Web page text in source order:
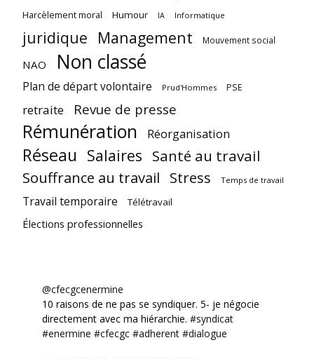
Harcèlement moral Humour IA Informatique
juridique Management Mouvement social
NAO Non classé
Plan de départ volontaire Prud'Hommes PSE
retraite Revue de presse
Rémunération Réorganisation
Réseau Salaires Santé au travail
Souffrance au travail Stress Temps de travail
Travail temporaire Télétravail
Élections professionnelles
@cfecgcenermine
10 raisons de ne pas se syndiquer. 5- je négocie
directement avec ma hiérarchie. #syndicat
#enermine #cfecgc #adherent #dialogue